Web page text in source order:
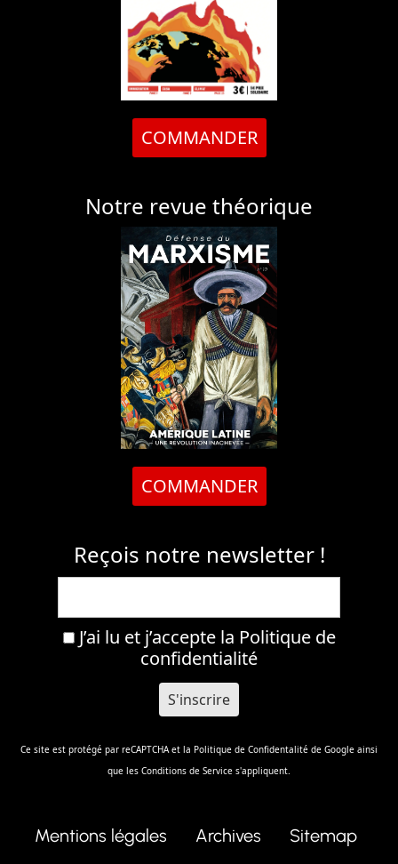
COMMANDER
Notre revue théorique
COMMANDER
Reçois notre newsletter !
J’ai lu et j’accepte la Politique de
confidentialité
Ce site est protégé par reCAPTCHA et la Politique de Confidentalité de Google ainsi
que les Conditions de Service s'appliquent.
Mentions légales Archives
Sitemap